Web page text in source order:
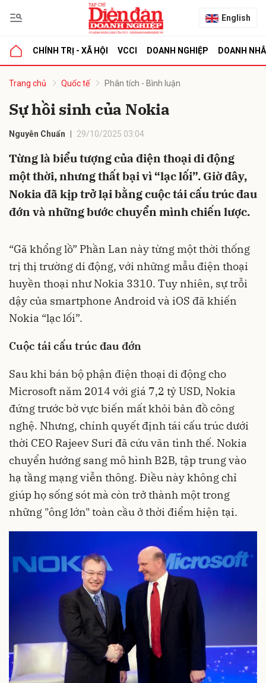
English
CHÍNH TRỊ - XÃ HỘI VCCI DOANH NGHIỆP DOANH
Trang chủ Quốc tế Phân tích - Bình luận
Sự hồi sinh của Nokia
Nguyễn Chuẩn 29/10/2025 03:04
Từng là biểu tượng của điện thoại di động
một thời, nhưng thất bại vì “lạc lối”. Giờ đây,
Nokia đã kịp trở lại bằng cuộc tái cấu trúc đau
đớn và những bước chuyển mình chiến lược.
“Gã khổng lồ” Phần Lan này từng một thời thống
trị thị trường di động, với những mẫu điện thoại
huyền thoại như Nokia 3310. Tuy nhiên, sự trỗi
dậy của smartphone Android và iOS đã khiến
Nokia “lạc lối”.
Cuộc tái cấu trúc đau đớn
Sau khi bán bộ phận điện thoại di động cho
Microsoft năm 2014 với giá 7,2 tỷ USD, Nokia
đứng trước bờ vực biến mất khỏi bản đồ công
nghệ. Nhưng, chính quyết định tái cấu trúc dưới
thời CEO Rajeev Suri đã cứu vãn tình thế. Nokia
chuyển hướng sang mô hình B2B, tập trung vào
hạ tầng mạng viễn thông. Điều này không chỉ
giúp họ sống sót mà còn trở thành một trong
những "ông lớn" toàn cầu ở thời điểm hiện tại.
luận
Hủy